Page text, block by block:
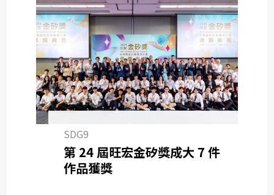
SDG9
第 24 屆旺宏金矽獎成大 7 件
作品獲獎